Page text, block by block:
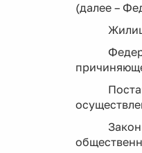
(далее –